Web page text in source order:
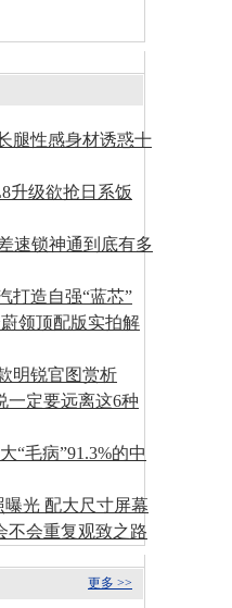
腿性感身材诱惑十
升级欲抢日系饭
速锁神通到底有多
打造自强“蓝芯”
领顶配版实拍解
明锐官图赏析
一定要远离这6种
“毛病”91.3%的中
曝光 配大尺寸屏幕
不会重复观致之路
更多 >>